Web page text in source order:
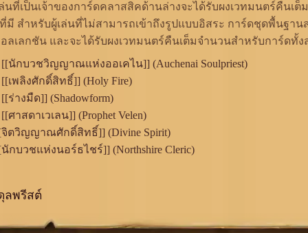
นที่เป็นเจ้าของการ์ดคลาสสิคด้านล่างจะได้รับผงเวทมนตร์คืนเ
มี สำหรับผู้เล่นที่ไม่สามารถเข้าถึงรูปแบบอิสระ การ์ดชุดพื้นฐาน
ลเลกชัน และจะได้รับผงเวทมนตร์คืนเต็มจำนวนสำหรับการ์ดทั้ง
นักบวชวิญญาณแห่งออเคไน]] (Auchenai Soulpriest)
เพลิงศักดิ์สิทธิ์]] (Holy Fire)
ร่างมืด]] (Shadowform)
าสดาเวเลน]] (Prophet Velen)
ตวิญญาณศักดิ์สิทธิ์]] (Divine Spirit)
กบวชแห่งนอร์ธไชร์]] (Northshire Cleric)
ลพรีสต์